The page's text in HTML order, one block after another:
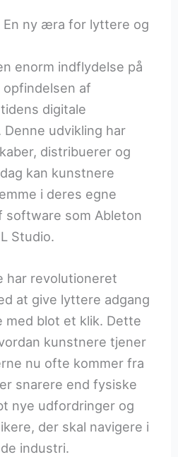
En ny æra for lyttere og
enorm indflydelse på
af
digitale
udvikling har
distribuerer og
kan kunstnere
i deres egne
som Ableton
Studio.
har revolutioneret
at give lyttere adgang
med blot et klik. Dette
kunstnere tjener
nu ofte kommer fra
snarere end fysiske
nye udfordringer og
der skal navigere i
industri.